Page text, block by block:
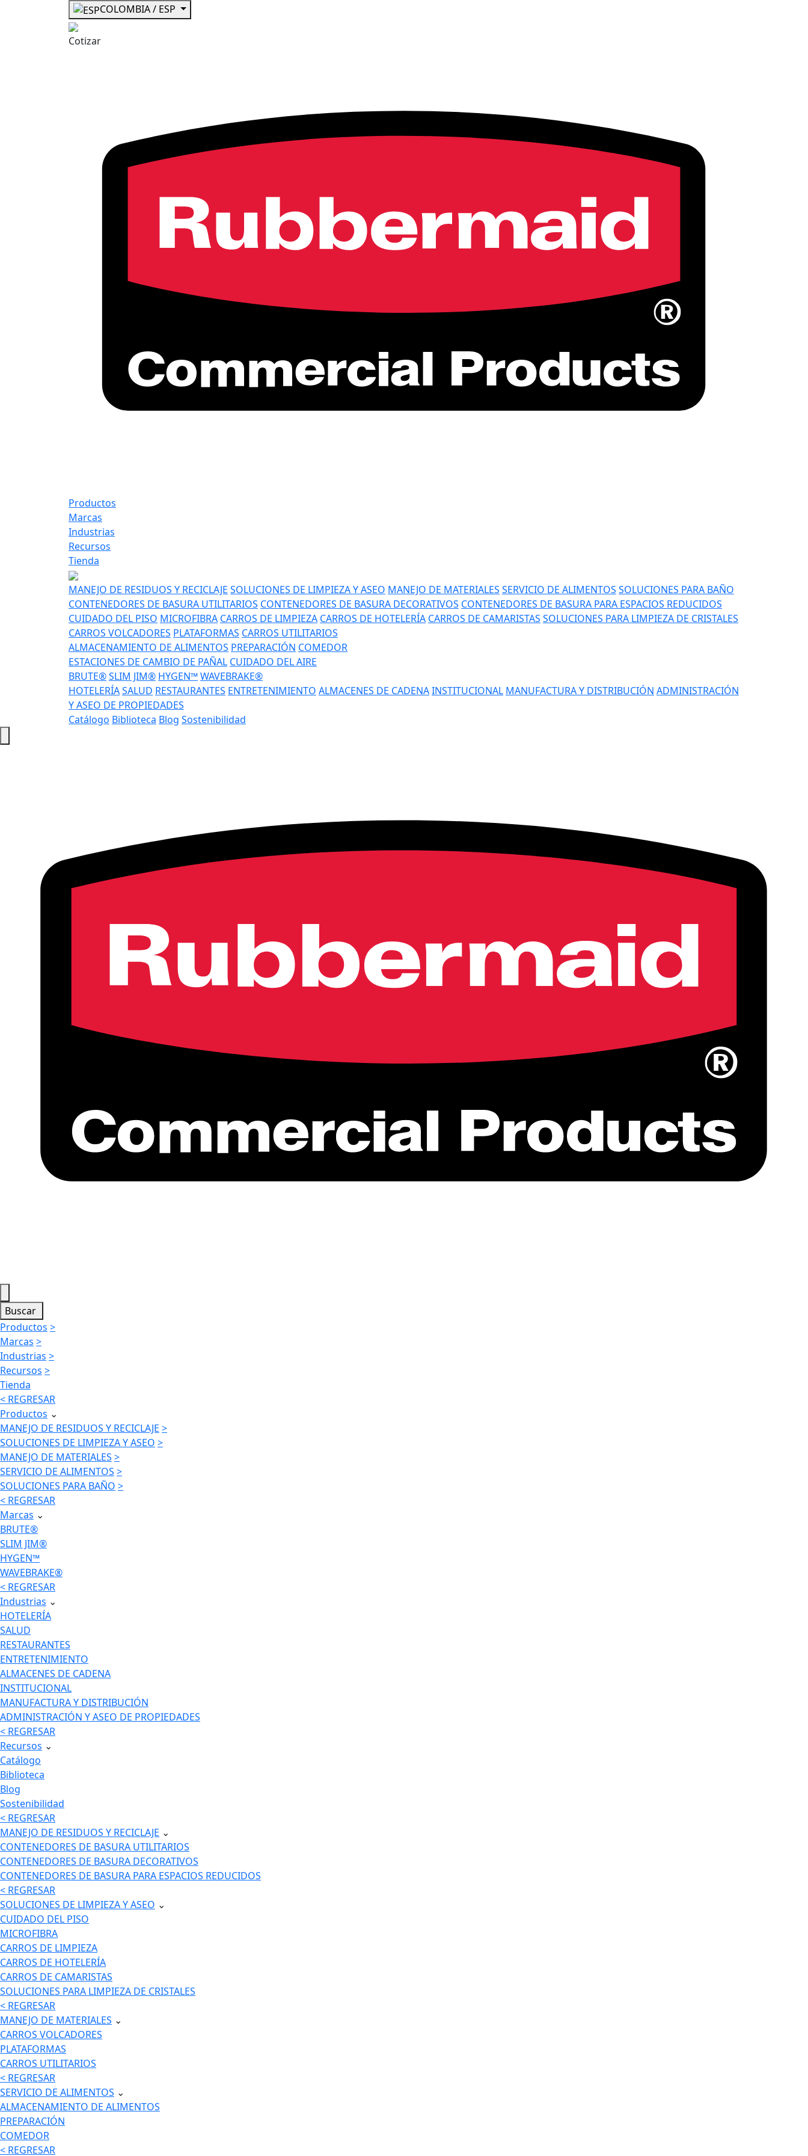
COLOMBIA / ESP
Cotizar
Productos
Marcas
Industrias
Recursos
Tienda
MANEJO DE RESIDUOS Y RECICLAJE SOLUCIONES DE LIMPIEZA Y ASEO MANEJO DE MATERIALES SERVICIO DE ALIMENTOS SOLUCIONES PARA BAÑO
CONTENEDORES DE BASURA UTILITARIOS CONTENEDORES DE BASURA DECORATIVOS CONTENEDORES DE BASURA PARA ESPACIOS REDUCIDOS
CUIDADO DEL PISO MICROFIBRA CARROS DE LIMPIEZA CARROS DE HOTELERÍA CARROS DE CAMARISTAS SOLUCIONES PARA LIMPIEZA DE CRISTALES
CARROS VOLCADORES PLATAFORMAS CARROS UTILITARIOS
ALMACENAMIENTO DE ALIMENTOS PREPARACIÓN COMEDOR
ESTACIONES DE CAMBIO DE PAÑAL CUIDADO DEL AIRE
BRUTE®SLIM JIM® HYGEN™WAVEBRAKE®
HOTELERÍASALUD RESTAURANTES ENTRETENIMIENTO ALMACENES DE CADENAINSTITUCIONAL MANUFACTURA Y DISTRIBUCIÓN ADMINISTRACIÓN
Y ASEO DE PROPIEDADES
Catálogo Biblioteca Blog Sostenibilidad
Buscar
Productos >
Marcas >
Industrias >
Recursos >
Tienda
< REGRESAR
Productos ⌄
MANEJO DE RESIDUOS Y RECICLAJE >
SOLUCIONES DE LIMPIEZA Y ASEO >
MANEJO DE MATERIALES >
SERVICIO DE ALIMENTOS >
SOLUCIONES PARA BAÑO >
< REGRESAR
Marcas ⌄
BRUTE®
SLIM JIM®
HYGEN™
WAVEBRAKE®
< REGRESAR
Industrias ⌄
HOTELERÍA
SALUD
RESTAURANTES
ENTRETENIMIENTO
ALMACENES DE CADENA
INSTITUCIONAL
MANUFACTURA Y DISTRIBUCIÓN
ADMINISTRACIÓN Y ASEO DE PROPIEDADES
< REGRESAR
Recursos ⌄
Catálogo
Biblioteca
Blog
Sostenibilidad
< REGRESAR
MANEJO DE RESIDUOS Y RECICLAJE ⌄
CONTENEDORES DE BASURA UTILITARIOS
CONTENEDORES DE BASURA DECORATIVOS
CONTENEDORES DE BASURA PARA ESPACIOS REDUCIDOS
< REGRESAR
SOLUCIONES DE LIMPIEZA Y ASEO ⌄
CUIDADO DEL PISO
MICROFIBRA
CARROS DE LIMPIEZA
CARROS DE HOTELERÍA
CARROS DE CAMARISTAS
SOLUCIONES PARA LIMPIEZA DE CRISTALES
< REGRESAR
MANEJO DE MATERIALES ⌄
CARROS VOLCADORES
PLATAFORMAS
CARROS UTILITARIOS
< REGRESAR
SERVICIO DE ALIMENTOS ⌄
ALMACENAMIENTO DE ALIMENTOS
PREPARACIÓN
COMEDOR
< REGRESAR